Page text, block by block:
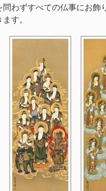
問わずすべての仏事にお飾
す。